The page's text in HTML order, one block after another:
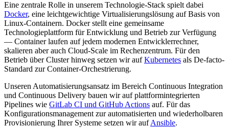
Eine zentrale Rolle in unserem Technologie-Stack spielt dabei
Docker, eine leichtgewichtige Virtualisierungslösung auf Basis von
Linux-Containern. Docker stellt eine gemeinsame
Technologieplattform für Entwicklung und Betrieb zur Verfügung
— Container laufen auf jedem modernen Entwicklerrechner,
skalieren aber auch Cloud-Scale im Rechenzentrum. Für den
Betrieb über Cluster hinweg setzen wir aufKubernetes als De-facto-
Standard zur Container-Orchestrierung.
Unseren Automatisierungsansatz im Bereich Continuous Integration
und Continuous Delivery bauen wir auf plattformintegrierten
Pipelines wie GitLab CI und GitHub Actions auf. Für das
Konfigurationsmanagement zur automatisierten und wiederholbaren
Provisionierung Ihrer Systeme setzen wir aufAnsible.